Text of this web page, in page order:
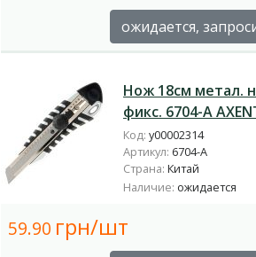
ожидается,
Нож 18см метал.
фикс. 6704-А
Код: у00002314
Артикул: 6704-А
Страна: Китай
Наличие: ожидается
59.90 грн/шт